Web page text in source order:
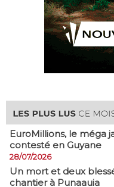
EuroMillions, ​le méga
contesté en Guyane
28/07/2026
​Un mort et deux
chantier à Punaauia